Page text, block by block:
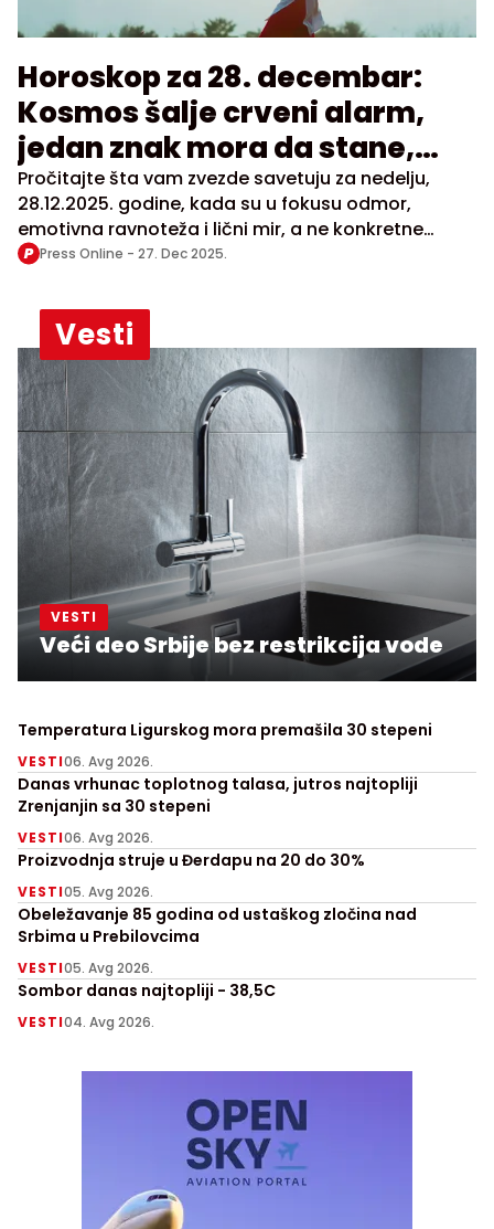
Horoskop za 28. decembar:
Kosmos šalje crveni alarm,
jedan znak mora da stane,
drugi da preseče
Pročitajte šta vam zvezde savetuju za nedelju,
28.12.2025. godine, kada su u fokusu odmor,
emotivna ravnoteža i lični mir, a ne konkretne
akcije
Press Online - 27. Dec 2025.
Vesti
VESTI
Veći deo Srbije bez restrikcija vode
Temperatura Ligurskog mora premašila 30 stepeni
VESTI06. Avg 2026.
Danas vrhunac toplotnog talasa, jutros najtopliji
Zrenjanjin sa 30 stepeni
VESTI06. Avg 2026.
Proizvodnja struje u Đerdapu na 20 do 30%
VESTI05. Avg 2026.
Obeležavanje 85 godina od ustaškog zločina nad
Srbima u Prebilovcima
VESTI05. Avg 2026.
Sombor danas najtopliji - 38,5C
VESTI04. Avg 2026.